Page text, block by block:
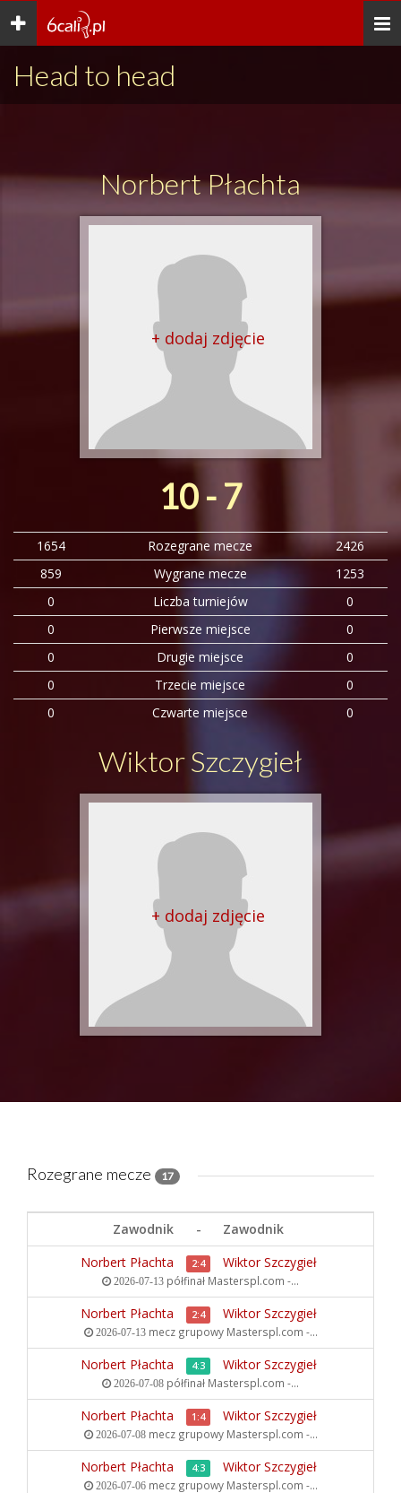
Toggle
navigation
Head to head
Norbert Płachta
+ dodaj zdjęcie
10 - 7
1654 Rozegrane mecze
2426
859
Wygrane mecze
1253
0
Liczba turniejów
0
0
Pierwsze miejsce
0
0
Drugie miejsce
0
0
Trzecie miejsce
0
0
Czwarte miejsce 0
Wiktor Szczygieł
+ dodaj zdjęcie
Rozegrane mecze 17
Zawodnik -
Zawodnik
Norbert Płachta
2:4 Wiktor Szczygieł
2026-07-13 półfinał Masterspl.com -...
Norbert Płachta 2:4 Wiktor Szczygieł
2026-07-13mecz grupowy Masterspl.com -...
Norbert Płachta 4:3 Wiktor Szczygieł
2026-07-08 półfinał Masterspl.com -...
Norbert Płachta 1:4 Wiktor Szczygieł
2026-07-08mecz grupowy Masterspl.com -...
Norbert Płachta 4:3 Wiktor Szczygieł
2026-07-06mecz grupowy Masterspl.com -...